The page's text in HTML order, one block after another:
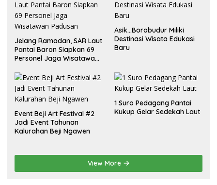
Jelang Ramadan, SAR Laut
Pantai Baron Siapkan 69
Personel Jaga Wisatawan
Asik…Borobudur Miliki
Destinasi Wisata Edukasi
Baru
Event Beji Art Festival #2
Jadi Event Tahunan
Kalurahan Beji Ngawen
1 Suro Pedagang Pantai
Kukup Gelar Sedekah Laut
View More